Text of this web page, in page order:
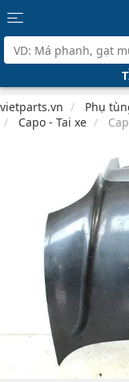
vietparts.vn Phụ
Capo - Tai xe